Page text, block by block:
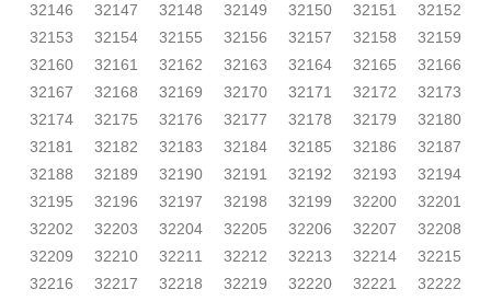
32146
32147 32148 32149 32150 32151
32152
32153
32154 32155 32156 32157 32158
32159
32160
32161 32162 32163 32164 32165
32166
32167
32168 32169 32170 32171 32172
32173
32174
32175 32176 32177 32178 32179
32180
32181
32182 32183 32184 32185 32186
32187
32188
32189 32190 32191 32192 32193
32194
32195
32196 32197 32198 32199 32200
32201
32202
32203 32204 32205 32206 32207
32208
32209
32210 32211 32212 32213 32214
32215
32216
32217 32218 32219 32220 32221
32222